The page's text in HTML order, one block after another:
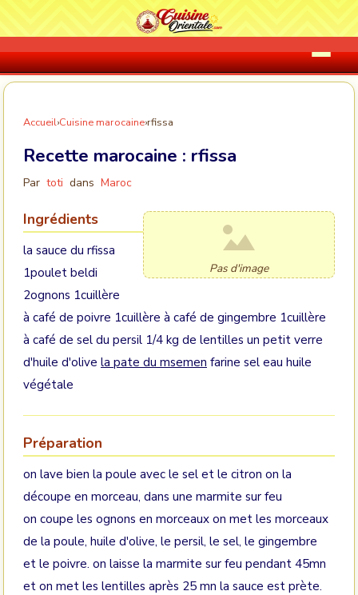
Accueil›Cuisine marocaine›rfissa
Recette marocaine : rfissa
Par toti dans Maroc
Pas d'image
Ingrédients
la sauce du rfissa
1poulet beldi
2ognons 1cuillère
à café de poivre 1cuillère à café de gingembre 1cuillère
à café de sel du persil 1/4 kg de lentilles un petit verre
d'huile d'olive la pate du msemen farine sel eau huile
végétale
Préparation
on lave bien la poule avec le sel et le citron on la
découpe en morceau, dans une marmite sur feu
on coupe les ognons en morceaux on met les morceaux
de la poule, huile d'olive, le persil, le sel, le gingembre
et le poivre. on laisse la marmite sur feu pendant 45mn
et on met les lentilles après 25 mn la sauce est prète.